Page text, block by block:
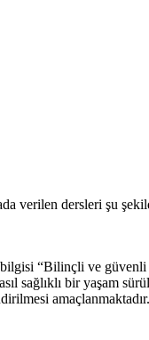
verilen dersleri şu
“Bilinçli ve
sağlıklı bir yaşam
amaçlanmaktadır.